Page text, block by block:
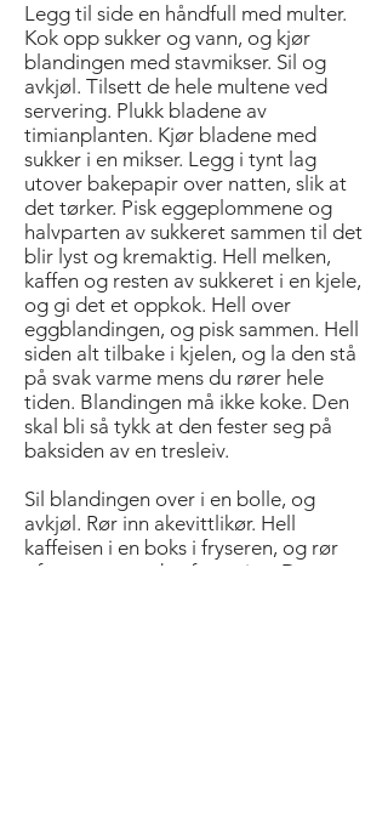
Legg til side en håndfull med multer.
Kok opp sukker og vann, og kjør
blandingen med stavmikser. Sil og
avkjøl. Tilsett de hele multene ved
servering. Plukk bladene av
timianplanten. Kjør bladene med
sukker i en mikser. Legg i tynt lag
utover bakepapir over natten, slik at
det tørker. Pisk eggeplommene og
halvparten av sukkeret sammen til det
blir lyst og kremaktig. Hell melken,
kaffen og resten av sukkeret i en kjele,
og gi det et oppkok. Hell over
eggblandingen, og pisk sammen. Hell
siden alt tilbake i kjelen, og la den stå
på svak varme mens du rører hele
tiden. Blandingen må ikke koke. Den
skal bli så tykk at den fester seg på
baksiden av en tresleiv.
Sil blandingen over i en bolle, og
avkjøl. Rør inn akevittlikør. Hell
kaffeisen i en boks i fryseren, og rør
ofte om mens den fryser inn. Dette